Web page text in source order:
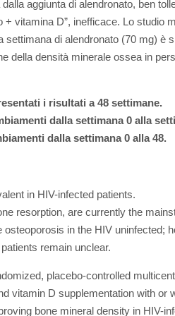
aggiunta di alendronato, ben
+ vitamina D”, inefficace. Lo studio
di alendronato (70 mg) è
della densità minerale ossea in
i risultati a 48 settimane.
dalla settimana 0 alla
dalla settimana 0 alla 48.
in HIV-infected patients.
resorption, are currently the
in the HIV uninfected;
remain unclear.
placebo-controlled
vitamin D supplementation with or
bone mineral density in HIV-